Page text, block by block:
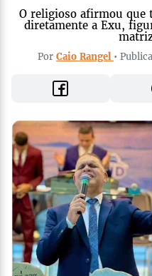
O religioso afirmou que
diretamente a Exu,
Por Caio Rangel •